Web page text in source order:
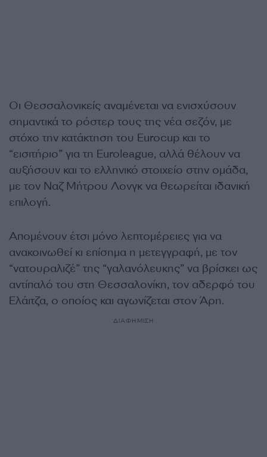
Οι Θεσσαλονικείς αναμένεται να ενισχύσουν
σημαντικά το ρόστερ τους της νέα σεζόν, με
στόχο την κατάκτηση του Eurocup και το
“εισιτήριο” για τη Euroleague, αλλά θέλουν να
αυξήσουν και το ελληνικό στοιχείο στην ομάδα,
με τον Ναζ Μήτρου Λονγκ να θεωρείται ιδανική
επιλογή.
Απομένουν έτσι μόνο λεπτομέρειες για να
ανακοινωθεί κι επίσημα η μετεγγραφή, με τον
“νατουραλιζέ” της “γαλανόλευκης” να βρίσκει ως
αντίπαλό του στη Θεσσαλονίκη, τον αδερφό του
Ελάιτζα, ο οποίος και αγωνίζεται στον Άρη.
ΔΙΑΦΗΜΙΣΗ